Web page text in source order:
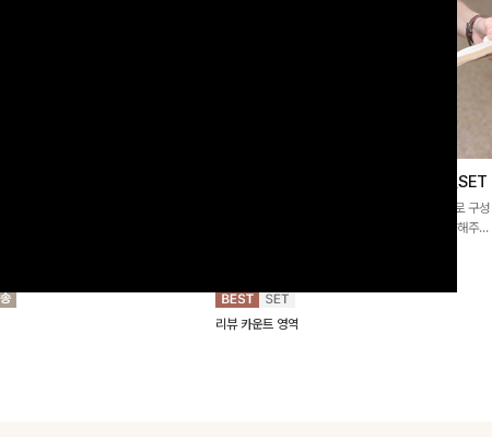
특스트라이프 링클원피스+스트링자켓SET
가볍고 시원한 링클 원피스와 스트링 자켓이 세트로 구성
되어 코디 고민 없이 완성도 높은 스타일링을 연출해주는
리뷰 카운트 영역